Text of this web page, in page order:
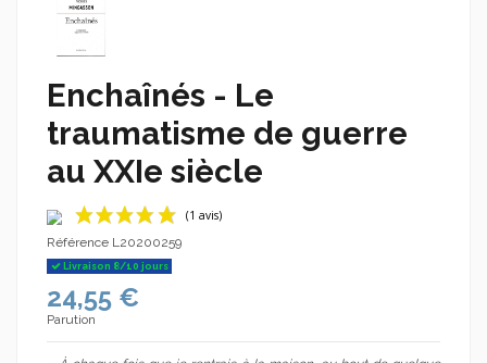
Enchaînés - Le
traumatisme de guerre
au XXIe siècle
Référence L20200259
Livraison 8/10 jours
24,55 €
Parution